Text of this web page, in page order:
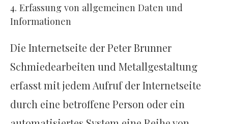
4. Erfassung von allgemeinen Daten und
Informationen
Die Internetseite der Peter Brunner
Schmiedearbeiten und Metallgestaltung
erfasst mit jedem Aufruf der Internetseite
durch eine betroffene Person oder ein